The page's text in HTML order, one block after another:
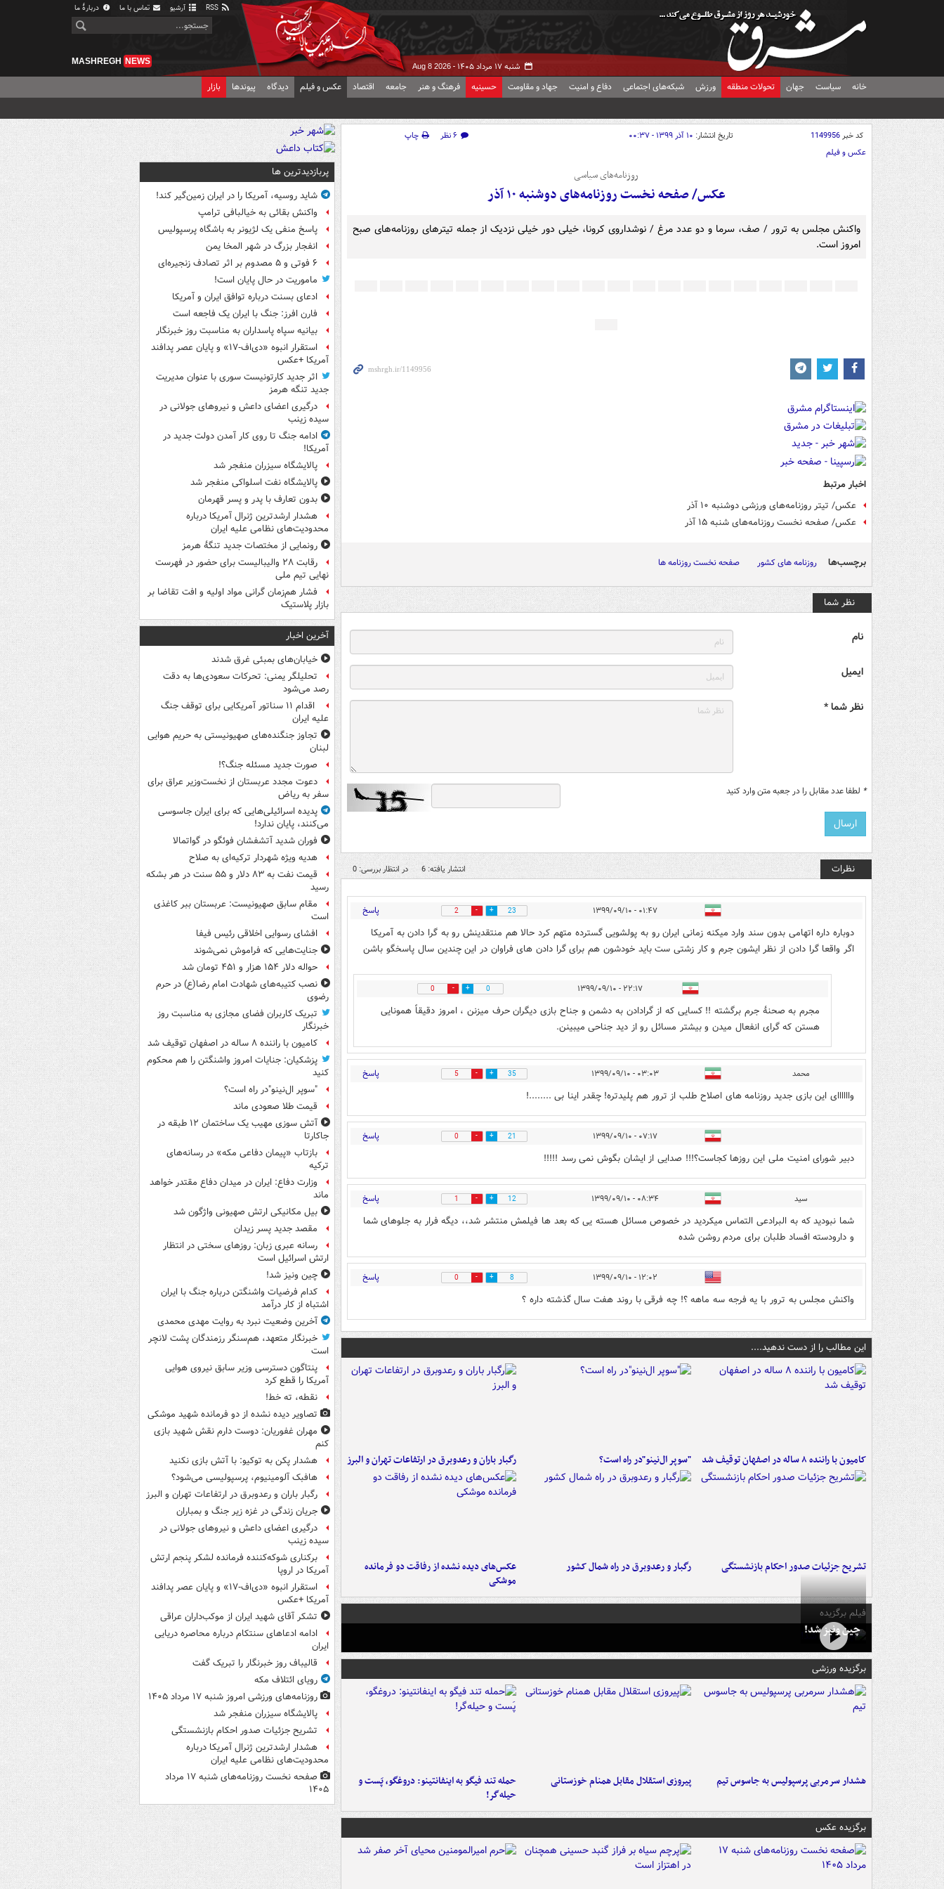
آرشیو تماس با ما دربارهٔ ما
شنبه ۱۷ مرداد ۱۴۰۵ - Aug 8 2026
MASHREGH NEWS
خانه سیاست جهان تحولات منطقه ورزش شبکه‌های اجتماعی دفاع و امنیت جهاد و مقاومت حسینیه فرهنگ و هنر جامعه اقتصاد عکس و فیلم دیدگاه پیوندها بازار
کد خبر1149956 تاریخ انتشار: ۱۰ آذر ۱۳۹۹ - ۰۰:۳۷ ۶ نظر
چاپ
عکس و فیلم
روزنامه‌های سیاسی
عکس/ صفحه نخست روزنامه‌های دوشنبه ۱۰ آذر
واکنش مجلس به ترور / صف، سرما و دو عدد مرغ / نوشداروی کرونا، خیلی دور خیلی نزدیک از جمله تیترهای روزنامه‌های صبح
امروز است.
اخبار مرتبط
عکس/ تیتر روزنامه‌های ورزشی دوشنبه ۱۰ آذر
عکس/ صفحه نخست روزنامه‌های ‌شنبه ۱۵ آذر
برچسب‌ها روزنامه های کشور صفحه نخست روزنامه ها
نظر شما
نام
ایمیل
نظر شما *
* لطفا عدد مقابل را در جعبه متن وارد کنید
نظرات انتشار یافته: 6 در انتظار بررسی: 0
۰۱:۴۷ - ۱۳۹۹/۰۹/۱۰ 23
2 پاسخ
دوباره داره اتهامی بدون سند وارد میکنه زمانی ایران رو به پولشویی گسترده متهم کرد حالا هم منتقدینش رو به گرا دادن به آمریکا
اگر واقعا گرا دادن از نظر ایشون جرم و کار زشتی ست باید خودشون هم برای گرا دادن های فراوان در این چندین سال پاسخگو باشن
۲۲:۱۷ - ۱۳۹۹/۰۹/۱۰ 0
0
مجرم به صحنۀ جرم برگشته !! کسایی که از گرادادن به دشمن و جناح بازی دیگران حرف میزنن ، امروز دقیقاً همونایی
هستن که گرای انفعال میدن و بیشتر مسائل رو از دید جناحی میبینن.
محمد ۰۳:۰۳ - ۱۳۹۹/۰۹/۱۰ 35
5 پاسخ
واااااای این بازی جدید روزنامه های اصلاح طلب از ترور هم پلیدتره! چقدر اینا بی ........!
۰۷:۱۷ - ۱۳۹۹/۰۹/۱۰ 21
0 پاسخ
دبیر شورای امنیت ملی این روزها کجاست؟!!! صدایی از ایشان بگوش نمی رسد !!!!!
سید ۰۸:۳۴ - ۱۳۹۹/۰۹/۱۰ 12
1 پاسخ
شما نبودید که به البرادعی التماس میکردید در خصوص مسائل هسته یی که بعد ها فیلمش منتشر شد،، دیگه فرار به جلوهای شما
و دارودسته افساد طلبان برای مردم روشن شده
۱۲:۰۲ - ۱۳۹۹/۰۹/۱۰ 8
0 پاسخ
واکنش مجلس به ترور با یه فرجه سه ماهه ؟! چه فرقی با روند هفت سال گذشته داره ؟
این مطالب را از دست ندهید....
کامیون با راننده ۸ ساله در اصفهان توقیف شد "سوپر ال‌نینو"در راه است؟ رگبار باران و رعدوبرق در ارتفاعات تهران و البرز
تشریح جزئیات صدور احکام بازنشستگی رگبار و رعدوبرق در راه شمال کشور
عکس‌های دیده نشده از رفاقت دو فرمانده‌
موشکی
فیلم برگزیده
چین ونیز شد!
برگزیده ورزشی
هشدار سرمربی پرسپولیس به جاسوس تیم پیروزی استقلال مقابل همنام خوزستانی
حمله تند فیگو به اینفانتینو: دروغگو، پَست‌ و
حیله‌گر!
برگزیده عکس
پربازدیدترین ها
شاید روسیه، آمریکا را در ایران زمین‌گیر کند!
واکنش بقائی به خیالبافی ترامپ
پاسخ منفی یک لژیونر به باشگاه پرسپولیس
انفجار بزرگ در شهر المخا یمن
۶ فوتی و ۵ مصدوم بر اثر تصادف زنجیره‌ای
ماموریت در حال پایان است!
ادعای بسنت درباره توافق ایران و آمریکا
فارن افرز: جنگ با ایران یک فاجعه است
بیانیه سپاه پاسداران به مناسبت روز خبرنگار
استقرار انبوه «دی‌اف‑۱۷» و پایان عصر پدافند
آمریکا +عکس
اثر جدید کارتونیست سوری با عنوان مدیریت
جدید تنگه هرمز
درگیری اعضای داعش و نیروهای جولانی در
سیده زینب
ادامه جنگ تا روی کار آمدن دولت جدید در
آمریکا!
پالایشگاه سیزران منفجر شد
پالایشگاه نفت اسلواکی منفجر شد
بدون تعارف با پدر و پسر قهرمان
هشدار ارشدترین ژنرال آمریکا درباره
محدودیت‌های نظامی علیه ایران
رونمایی از مختصات جدید تنگۀ هرمز
رقابت ۲۸ والیبالیست برای حضور در فهرست
نهایی تیم ملی
فشار هم‌زمان گرانی مواد اولیه و افت تقاضا بر
بازار پلاستیک
آخرین اخبار
خیابان‌های بمبئی غرق شدند
تحلیلگر یمنی: تحرکات سعودی‌ها به دقت
رصد می‌شود
اقدام ۱۱ سناتور آمریکایی برای توقف جنگ
علیه ایران
تجاوز جنگنده‌های صهیونیستی به حریم هوایی
لبنان
صورت جدید مسئله جنگ؟!
دعوت مجدد عربستان از نخست‌وزیر عراق برای
سفر به ریاض
پدیده اسرائیلی‌هایی که برای ایران جاسوسی
می‌کنند، پایان ندارد!
فوران شدید آتشفشان فوئگو در گواتمالا
هدیه ویژه شهردار ترکیه‌ای به صلاح
قیمت نفت به ۸۳ دلار و ۵۵ سنت در هر بشکه
رسید
مقام سابق صهیونیست: عربستان ببر کاغذی
است
افشای رسوایی اخلاقی رئیس فیفا
جنایت‌هایی که فراموش نمی‌شوند
حواله دلار ۱۵۴ هزار و ۴۵۱ تومان شد
نصب کتیبه‌های شهادت امام رضا(ع) در حرم
رضوی
تبریک کاربران فضای مجازی به مناسبت روز
خبرنگار
کامیون با راننده ۸ ساله در اصفهان توقیف شد
پزشکیان: جنایات امروز واشنگتن را هم محکوم
کنید
"سوپر ال‌نینو"در راه است؟
قیمت طلا صعودی ماند
آتش سوزی مهیب یک ساختمان ۱۲ طبقه در
جاکارتا
بازتاب «پیمان دفاعی مکه» در رسانه‌های
ترکیه
وزارت دفاع: ایران در میدان دفاع مقتدر خواهد
ماند
بیل مکانیکی ارتش صهیونی واژگون شد
مقصد جدید پسر زیدان
رسانه عبری زبان: روزهای سختی در انتظار
ارتش اسرائیل است
چین ونیز شد!
کدام فرضیات واشنگتن درباره جنگ با ایران
اشتباه از کار درآمد
آخرین وضعیت نبرد به روایت مهدی محمدی
خبرنگار متعهد، هم‌سنگر رزمندگان پشت لانچر
است
پنتاگون دسترسی وزیر سابق نیروی هوایی
آمریکا را قطع کرد
نقطه، ته خط!
تصاویر دیده‌ نشده از دو فرمانده شهید موشکی
مهران غفوریان: دوست دارم نقش شهید بازی
کنم
هشدار پکن به توکیو: با آتش بازی نکنید
هافبک آلومینیوم، پرسپولیسی می‌شود؟
رگبار باران و رعدوبرق در ارتفاعات تهران و البرز
جریان زندگی در غزه زیر جنگ و بمباران
درگیری اعضای داعش و نیروهای جولانی در
سیده زینب
برکناری شوکه‌کننده فرمانده لشکر پنجم ارتش
آمریکا در اروپا
استقرار انبوه «دی‌اف‑۱۷» و پایان عصر پدافند
آمریکا +عکس
تشکر آقای شهید ایران از موکب‌داران عراقی
ادامه ادعاهای سنتکام درباره محاصره دریایی
ایران
قالیباف روز خبرنگار را تبریک گفت
رویای ائتلاف مکه
روزنامه‌های ورزشی امروز ‌شنبه ۱۷ مرداد ۱۴۰۵
پالایشگاه سیزران منفجر شد
تشریح جزئیات صدور احکام بازنشستگی
هشدار ارشدترین ژنرال آمریکا درباره
محدودیت‌های نظامی علیه ایران
صفحه نخست روزنامه‌های شنبه ۱۷ مرداد
۱۴۰۵